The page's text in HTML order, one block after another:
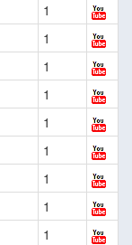
1
1
1
1
1
1
1
1
1